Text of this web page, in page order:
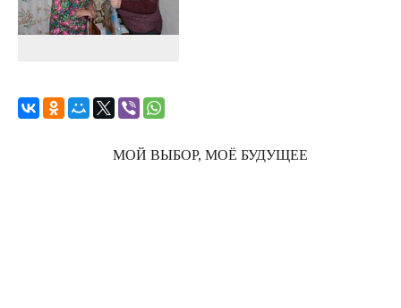
МОЙ ВЫБОР, МОЁ БУДУЩЕЕ